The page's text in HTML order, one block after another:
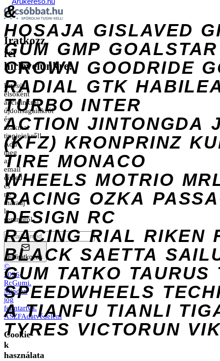
&
HOSAJA GISLAVED
GUM GMP GOALSTAR
CROWN GOODRIDE
RADIAL GTK
TURBO INTER
ACTION JINTONGDA
(KFZ) KRONPRINZ
TIRE MONACO
WHEELS MOTRIO
RACING OZKA
DESIGN RC
RACING RIAL RIKEN
BLACK SAETTA
GUM TATKO TAURUS
SPEEDWHEELS
A TIANFU TIANLI
TYRES VICTORUN
Iratkozz
fel
hírlevelünkre!
Értesülj
elsőként
akcióinkról,
újdonságainkról
és
szakmai
tippjeinkről!
Add
meg
az
email
címed
és
ne
maradj
le
semmiről.
Feliratkozás
©
2026
RcGumi.
Minden
jog
fenntartva.
ÁSZFAdatvédelem
Cookie-
k
használata